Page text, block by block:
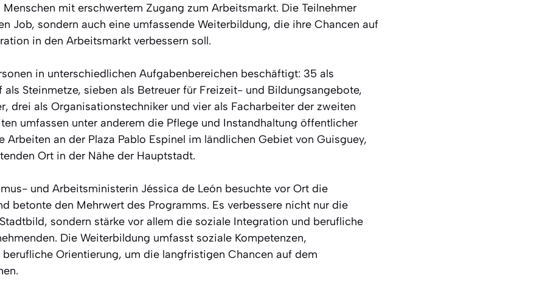
mit erschwertem Zugang zum Arbeitsmarkt. Die Teilnehmer
Job, sondern auch eine umfassende Weiterbildung, die ihre Chancen auf
in den Arbeitsmarkt verbessern soll.
in unterschiedlichen Aufgabenbereichen beschäftigt: 35 als
als Steinmetze, sieben als Betreuer für Freizeit- und Bildungsangebote,
drei als Organisationstechniker und vier als Facharbeiter der zweiten
umfassen unter anderem die Pflege und Instandhaltung öffentlicher
Arbeiten an der Plaza Pablo Espinel im ländlichen Gebiet von Guisguey,
Ort in der Nähe der Hauptstadt.
und Arbeitsministerin Jéssica de León besuchte vor Ort die
betonte den Mehrwert des Programms. Es verbessere nicht nur die
sondern stärke vor allem die soziale Integration und berufliche
Die Weiterbildung umfasst soziale Kompetenzen,
Orientierung, um die langfristigen Chancen auf dem